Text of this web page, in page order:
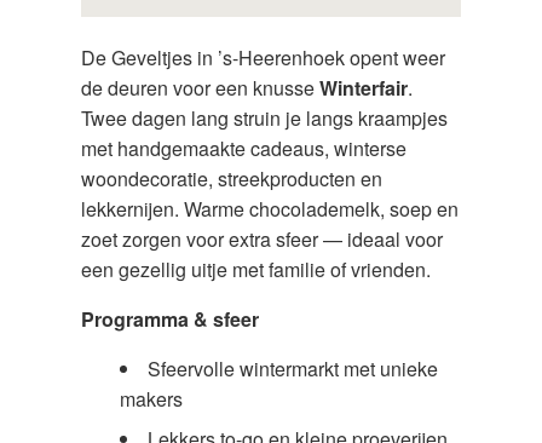
De Geveltjes in ’s-Heerenhoek opent weer
de deuren voor een knusseWinterfair.
Twee dagen lang struin je langs kraampjes
met handgemaakte cadeaus, winterse
woondecoratie, streekproducten en
lekkernijen. Warme chocolademelk, soep en
zoet zorgen voor extra sfeer — ideaal voor
een gezellig uitje met familie of vrienden.
Programma & sfeer
Sfeervolle wintermarkt met unieke
makers